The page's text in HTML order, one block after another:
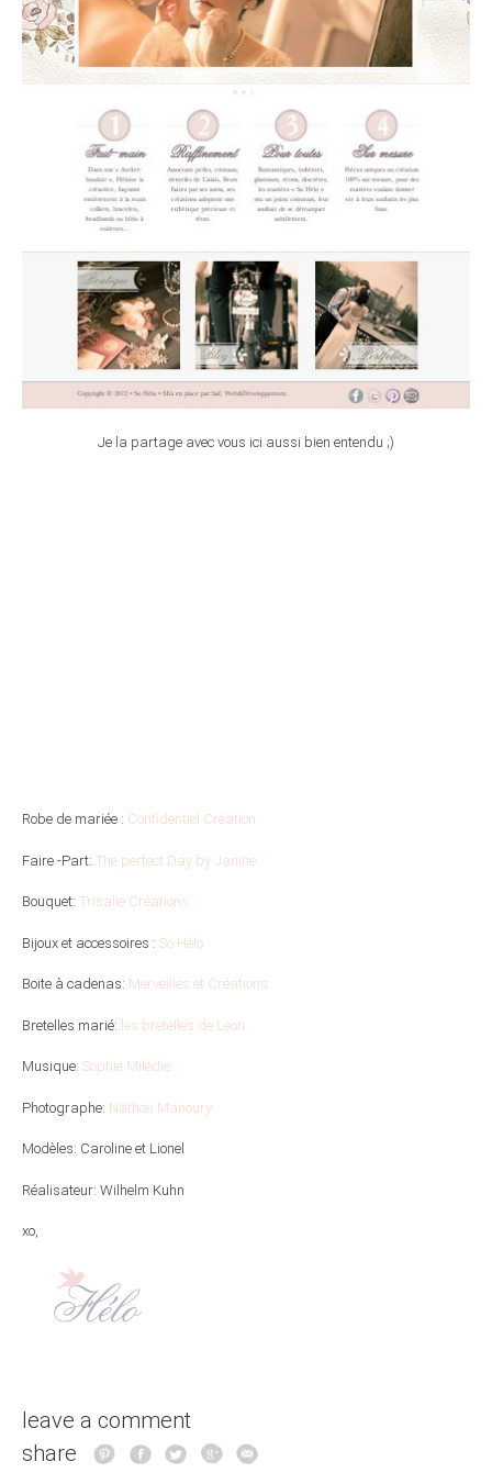
Je la partage avec vous ici aussi bien entendu ;)
Robe de mariée : Confidentiel Création
Faire -Part: The perfect Day by Janine
Bouquet: Trisalie Créations
Bijoux et accessoires : So Hélo
Boite à cadenas: Merveilles et Créations
Bretelles marié: les bretelles de Léon
Musique: Sophie Milédie
Photographe: Nathou Manoury
Modèles: Caroline et Lionel
Réalisateur: Wilhelm Kuhn
xo,
leave a comment
share